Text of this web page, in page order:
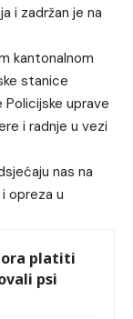
i zadržan je na
kantonalnom
stanice
uprave
i radnje u vezi
nas na
opreza u
platiti
psi